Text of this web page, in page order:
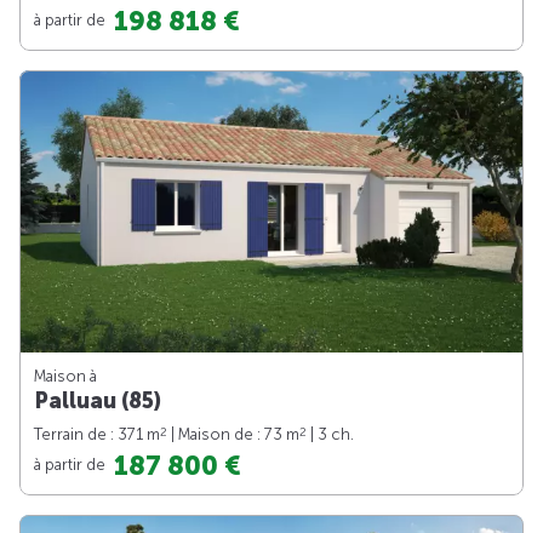
à partir de 198 818 €
Maison à
Palluau (85)
Terrain de : 371 m2 | Maison de : 73 m2
| 3 ch.
à partir de 187 800 €